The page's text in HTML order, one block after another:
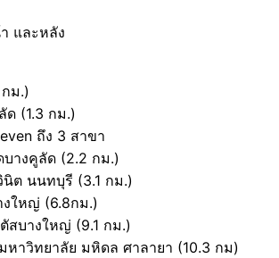
และหลัง
ม.)
ด (1.3 กม.)
ถึง 3 สาขา
บางคูลัด (2.2 กม.)
นิต นนทบุรี (3.1 กม.)
งใหญ่ (6.8กม.)
สบางใหญ่ (9.1 กม.)
หาวิทยาลัย มหิดล ศาลายา (10.3 กม)